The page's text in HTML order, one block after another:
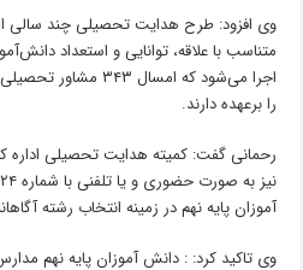
وی افزود: طرح هدایت تحصیلی چند سالی
متناسب با علاقه، توانایی و استعداد
اجرا می‌شود که
را برعهده دارند.
رحمانی گفت: کمیته هدایت تحصیلی اداره
آموزان پایه نهم در زمینه انتخاب رشته